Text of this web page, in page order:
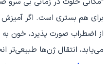
برای هم بستری است. اگر آمیزش
از اضطراب صورت پذیرد، خون
می‌یابد، انتقال ژن‌ها طبیعی‌تر